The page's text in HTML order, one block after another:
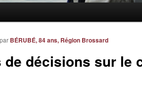
de décisions sur le
par BÉRUBÉ, 84 ans, Région Brossard